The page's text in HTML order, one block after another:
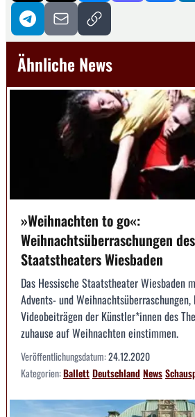
Ähnliche News
»Weihnachten to go«:
Weihnachtsüberraschungen
Staatstheaters Wiesbaden
Das Hessische Staatstheater Wiesbaden
Advents- und Weihnachtsüberraschungen,
Videobeiträgen der Künstler*innen des
zuhause auf Weihnachten einstimmen.
Veröffentlichungsdatum:24.12.2020
Kategorien:BallettDeutschlandNews